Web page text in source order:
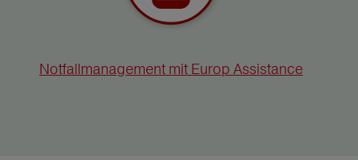
Notfallmanagement mit Europ Assistance